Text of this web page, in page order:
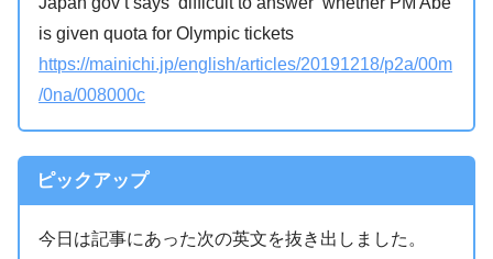
is given quota for Olympic tickets
https://mainichi.jp/english/articles/20191218/p2a/00m
/0na/008000c
ピックアップ
今日は記事にあった次の英文を抜き出しました。